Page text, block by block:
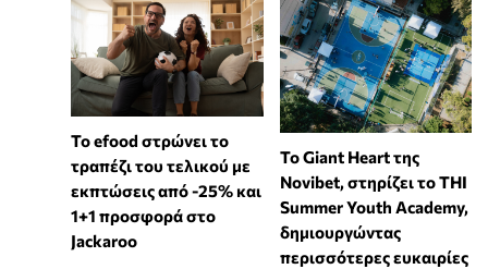
Το efood στρώνει το
τραπέζι του τελικού με
εκπτώσεις από -25% και
1+1 προσφορά στο
Jackaroo
To Giant Heart της
Novibet, στηρίζει το THI
Summer Youth Academy,
δημιουργώντας
περισσότερες ευκαιρίες